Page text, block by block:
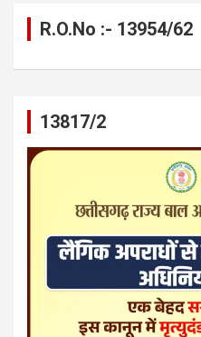
R.O.No :- 13954/62
13817/2